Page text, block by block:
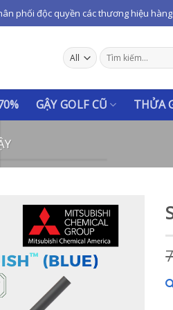
phối độc quyền các thương hiệu hàng
Tìm
kiếm:
GẬY GOLF CŨ THỬA